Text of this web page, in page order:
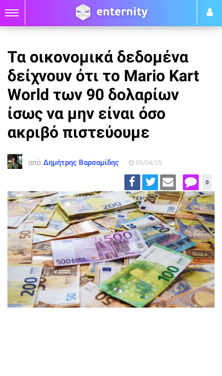
Τα οικονομικά δεδομένα
δείχνουν ότι το Mario Kart
World των 90 δολαρίων
ίσως να μην είναι όσο
ακριβό πιστεύουμε
από Δημήτρης Βαρσαμίδης 09/04/25
0